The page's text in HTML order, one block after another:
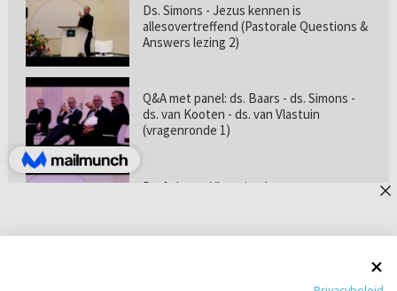
Ds. Simons - Jezus kennen is
allesovertreffend (Pastorale Questions &
Answers lezing 2)
Q&A met panel: ds. Baars - ds. Simons -
ds. van Kooten - ds. van Vlastuin
(vragenronde 1)
Prof. dr. van Vlastuin - Is